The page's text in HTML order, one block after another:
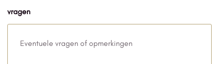
de
tattoo?
vragen